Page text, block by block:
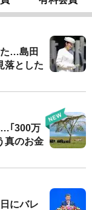
た…島田
落とした
…｢300万
真のお金
にバレ